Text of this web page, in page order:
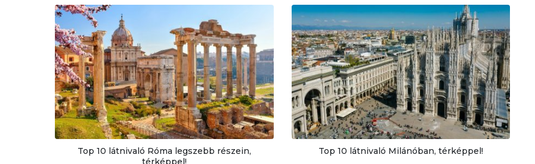
Top 10 látnivaló Róma legszebb részein,
térképpel!
Top 10 látnivaló Milánóban, térképpel!